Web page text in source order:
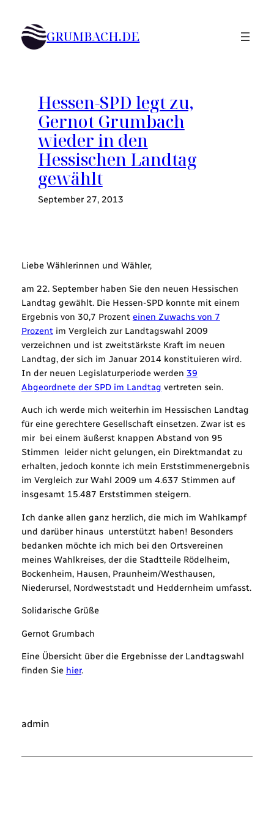
Inhalt
springen GRUMBACH.DE
Hessen-SPD legt zu,
Gernot Grumbach
wieder in den
Hessischen Landtag
gewählt
September 27, 2013
Liebe Wählerinnen und Wähler,
am 22. September haben Sie den neuen Hessischen
Landtag gewählt. Die Hessen-SPD konnte mit einem
Ergebnis von 30,7 Prozent einen Zuwachs von 7
Prozentim Vergleich zur Landtagswahl 2009
verzeichnen und ist zweitstärkste Kraft im neuen
Landtag, der sich im Januar 2014 konstituieren wird.
In der neuen Legislaturperiode werden 39
Abgeordnete der SPD im Landtag vertreten sein.
Auch ich werde mich weiterhin im Hessischen Landtag
für eine gerechtere Gesellschaft einsetzen. Zwar ist es
mir  bei einem äußerst knappen Abstand von 95
Stimmen  leider nicht gelungen, ein Direktmandat zu
erhalten, jedoch konnte ich mein Erststimmenergebnis
im Vergleich zur Wahl 2009 um 4.637 Stimmen auf
insgesamt 15.487 Erststimmen steigern.
Ich danke allen ganz herzlich, die mich im Wahlkampf 
und darüber hinaus  unterstützt haben! Besonders
bedanken möchte ich mich bei den Ortsvereinen
meines Wahlkreises, der die Stadtteile Rödelheim,
Bockenheim, Hausen, Praunheim/Westhausen,
Niederursel, Nordweststadt und Heddernheim umfasst.
Solidarische Grüße
Gernot Grumbach
Eine Übersicht über die Ergebnisse der Landtagswahl
finden Sie hier.
admin